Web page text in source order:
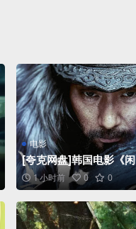
电影
[夸克网盘]韩国电影《
现》（2022）剧情 / 动
争 豆瓣6.3
1 小时前 0 0